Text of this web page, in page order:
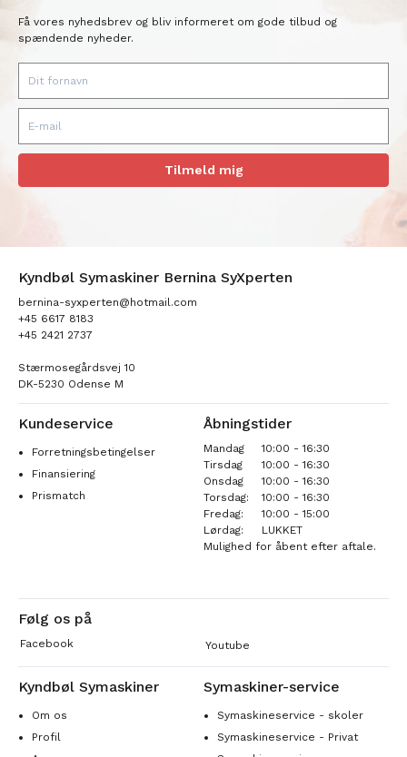
Få vores nyhedsbrev og bliv informeret om gode tilbud og
spændende nyheder.
Tilmeld mig
Kyndbøl Symaskiner Bernina SyXperten
bernina-syxperten@hotmail.com
+45 6617 8183
+45 2421 2737
Stærmosegårdsvej 10
DK-5230 Odense M
Kundeservice
Forretningsbetingelser
Finansiering
Prismatch
Åbningstider
Mandag
10:00 - 16:30
Tirsdag
10:00 - 16:30
Onsdag
10:00 - 16:30
Torsdag:
10:00 - 16:30
Fredag:
10:00 - 15:00
Lørdag:
LUKKET
Mulighed for åbent efter aftale.
Følg os på
Facebook Youtube
Kyndbøl Symaskiner
Om os
Profil
Symaskiner-service
Symaskineservice - skoler
Symaskineservice - Privat